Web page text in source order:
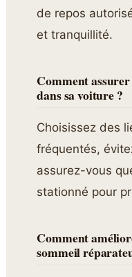
de repos
et tranquillité.
Comment
dans sa voiture ?
Choisissez des
fréquentés,
assurez-vous
stationné pour
Comment
sommeil